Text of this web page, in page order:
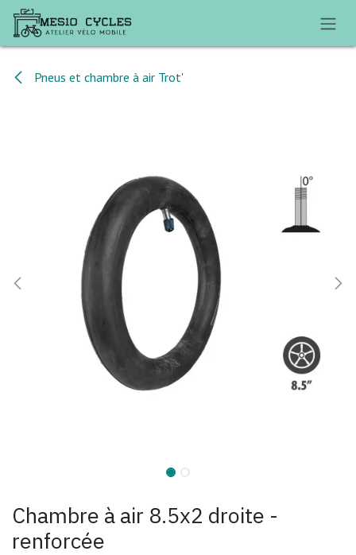
Se rendre au contenu
Pneus et chambre à air Trot'
Chambre à air 8.5x2 droite -
renforcée